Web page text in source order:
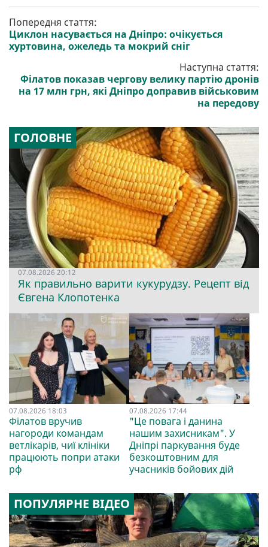
Попередня стаття:
Циклон насувається на Дніпро: очікується
хуртовина, ожеледь та мокрий сніг
Наступна стаття:
Філатов показав чергову велику партію дронів
на 17 млн грн, які Дніпро доправив військовим
на передову
ГОЛОВНЕ
07.08.2026 20:12
Як правильно варити кукурудзу. Рецепт від
Євгена Клопотенка
07.08.2026 18:03
Філатов вручив
нагороди командам
ветлікарів, чиї клініки
працюють попри атаки
рф
07.08.2026 17:44
"Це повага і данина
нашим захисникам". У
Дніпрі паркування буде
безкоштовним для
учасників бойових дій
ПОПУЛЯРНЕ ВІДЕО